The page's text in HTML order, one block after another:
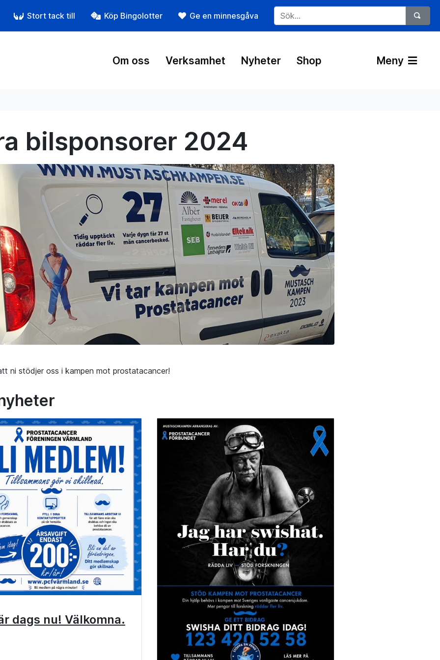
Stort tack till Köp Bingolotter Ge en minnesgåva
Om oss Verksamhet Nyheter Shop Meny
bilsponsorer 2024
ni stödjer oss i kampen mot prostatacancer!
dags nu! Välkomna.